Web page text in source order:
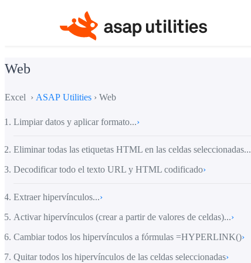
Web
Excel › ASAP Utilities › Web
Limpiar datos y aplicar formato...›
Eliminar todas las etiquetas HTML en las celdas seleccionadas...
Decodificar todo el texto URL y HTML codificado›
Extraer hipervínculos...›
Activar hipervínculos (crear a partir de valores de celdas)...›
Cambiar todos los hipervínculos a fórmulas =HYPERLINK()›
Quitar todos los hipervínculos de las celdas seleccionadas›